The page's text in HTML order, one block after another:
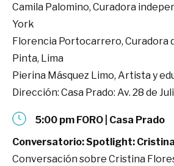
Camila Palomino, Curadora
York
Florencia Portocarrero, Curadora
Pinta, Lima
Pierina Másquez Limo, Artista y
Dirección: Casa Prado: Av. 28 de
5:00 pm FORO | Casa Prado
Conversatorio: Spotlight:
Conversación sobre Cristina